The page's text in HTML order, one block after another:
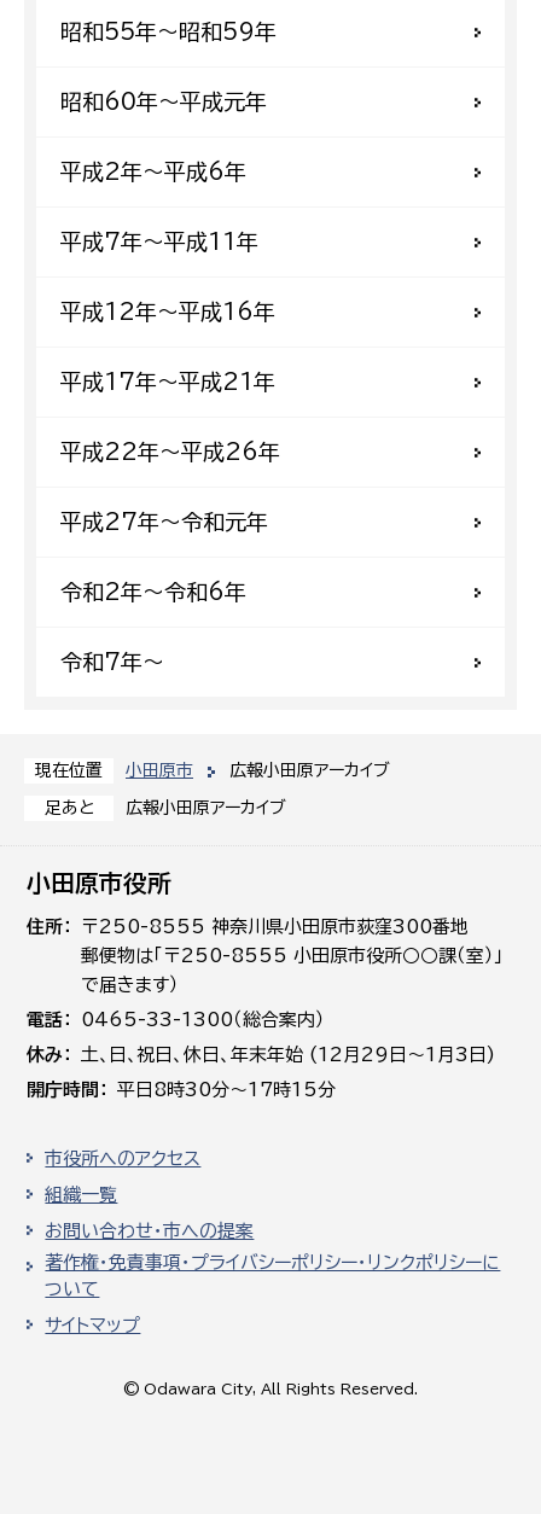
現在位置 小田原市 広報小田原アーカイブ
足あと 広報小田原アーカイブ
昭和55年〜昭和59年
昭和60年〜平成元年
平成2年〜平成6年
平成7年〜平成11年
平成12年〜平成16年
平成17年〜平成21年
平成22年〜平成26年
平成27年〜令和元年
令和2年〜令和6年
令和7年〜
小田原市役所
住所
〒250-8555 神奈川県小田原市荻窪300番地
郵便物は「〒250-8555 小田原市役所○○課（室）」
で届きます）
電話
0465-33-1300（総合案内）
休み
土､日､祝日、休日、年末年始 (12月29日～1月3日)
開庁時間
平日8時30分～17時15分
市役所へのアクセス
組織一覧
お問い合わせ・市への提案
著作権・免責事項・プライバシーポリシー・リンクポリシーに
ついて
サイトマップ
© Odawara City, All Rights Reserved.